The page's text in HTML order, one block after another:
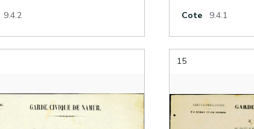
9.4.2
Cote
9.4.1
15